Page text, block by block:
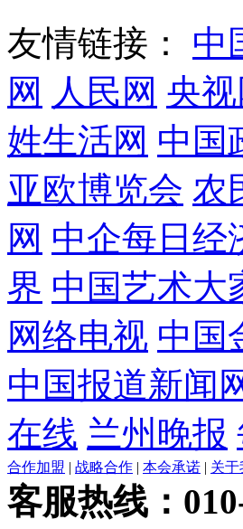
友情链接： 中
网 人民网 央视
姓生活网 中国
亚欧博览会 农
网 中企每日经
界 中国艺术大
网络电视 中国
中国报道新闻
在线 兰州晚报
合作加盟 | 战略合作 | 本会承诺 | 关于
客服热线：